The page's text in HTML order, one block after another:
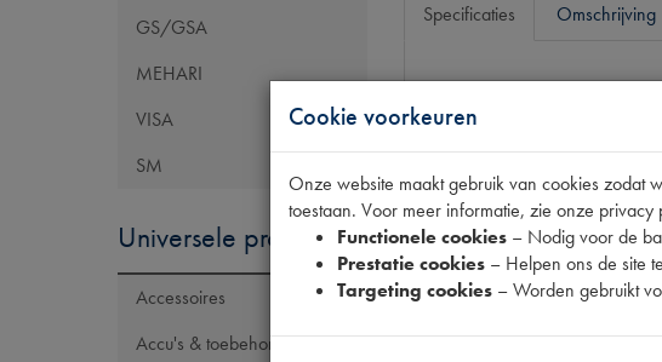
GS/GSA
MEHARI
VISA
SM
Universele producten
Accessoires
Accu's & toebehoren
Specificaties Omschrijving
Model Citroën
OE Citroën
Codes
Maten
Cookie voorkeuren
Onze website maakt gebruik van cookies zodat
toestaan. Voor meer informatie, zie onze privacy
Functionele cookies – Nodig voor de
Prestatie cookies – Helpen ons de site
Targeting cookies – Worden gebruikt